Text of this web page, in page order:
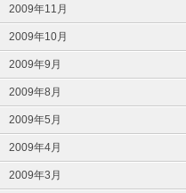
2009年11月
2009年10月
2009年9月
2009年8月
2009年5月
2009年4月
2009年3月